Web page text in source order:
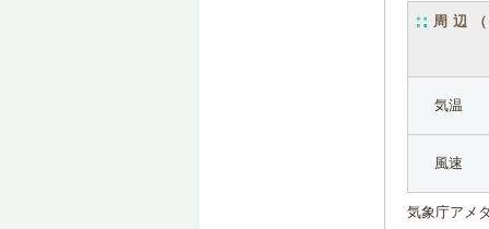
周辺
気温
風速
気象庁アメ